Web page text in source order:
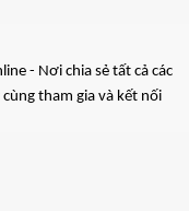
- Nơi chia sẻ tất cả các
tham gia và kết nối